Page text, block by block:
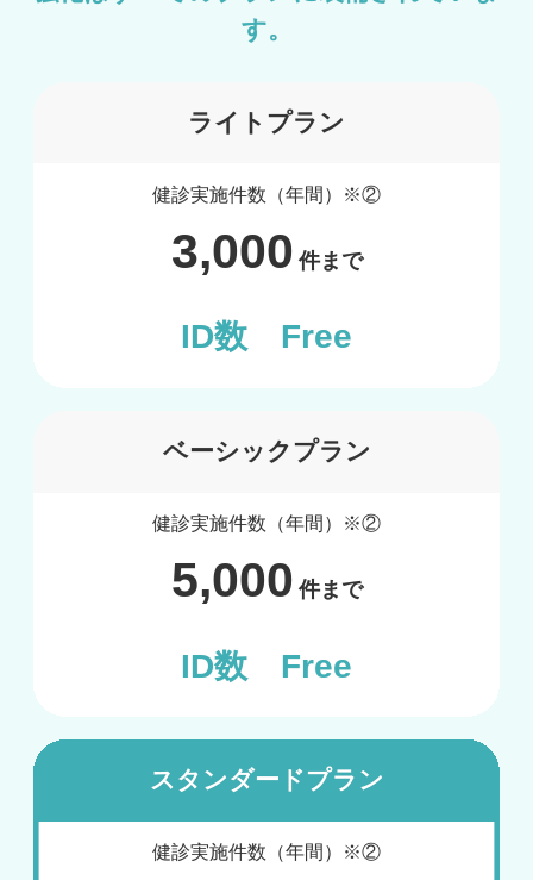
す。
ライトプラン
健診実施件数（年間）※②
3,000 件まで
ID数 Free
ベーシックプラン
健診実施件数（年間）※②
5,000 件まで
ID数 Free
スタンダードプラン
健診実施件数（年間）※②